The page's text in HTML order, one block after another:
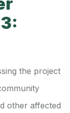
the project
other affected